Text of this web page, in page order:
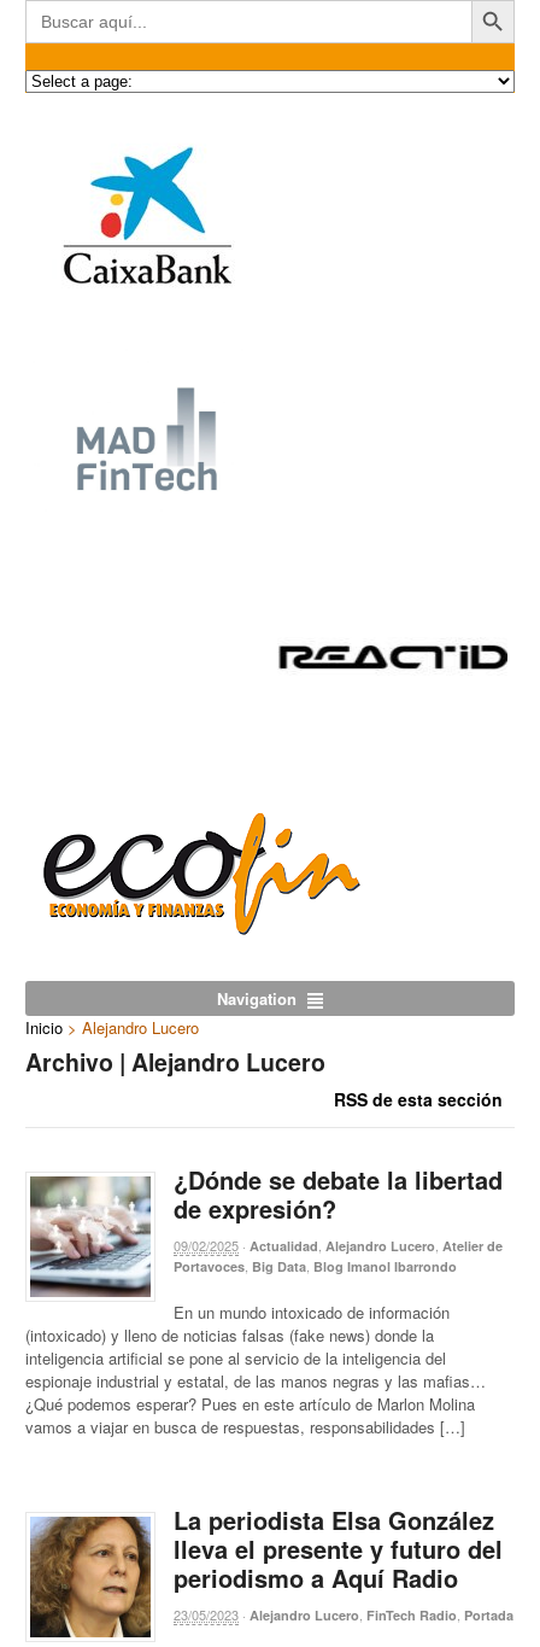
Buscar:
Navigation
Inicio > Alejandro Lucero
Archivo | Alejandro Lucero
RSS de esta sección
¿Dónde se debate la libertad
de expresión?
09/02/2025 ·Actualidad,Alejandro Lucero,Atelier de
Portavoces, Big Data, Blog Imanol Ibarrondo
En un mundo intoxicado de información
(intoxicado) y lleno de noticias falsas (fake news) donde la
inteligencia artificial se pone al servicio de la inteligencia del
espionaje industrial y estatal, de las manos negras y las mafias…
¿Qué podemos esperar? Pues en este artículo de Marlon Molina
vamos a viajar en busca de respuestas, responsabilidades […]
La periodista Elsa González
lleva el presente y futuro del
periodismo a Aquí Radio
23/05/2023 · Alejandro Lucero FinTech Radio Portada